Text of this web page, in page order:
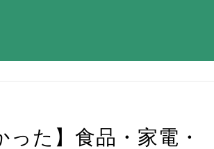
った】食品・家電・